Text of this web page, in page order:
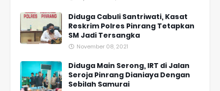
Diduga Cabuli Santriwati, Kasat
Reskrim Polres Pinrang Tetapkan
SM Jadi Tersangka
November 08, 2021
Diduga Main Serong, IRT di Jalan
Seroja Pinrang Dianiaya Dengan
Sebilah Samurai